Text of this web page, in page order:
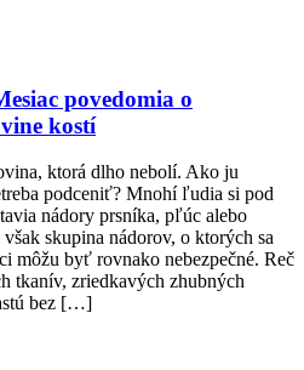
povedomia o
kostí
ktorá dlho nebolí. Ako ju
podceniť? Mnohí ľudia si pod
nádory prsníka, pľúc alebo
skupina nádorov, o ktorých sa
môžu byť rovnako nebezpečné. Reč
tkanív, zriedkavých zhubných
bez […]